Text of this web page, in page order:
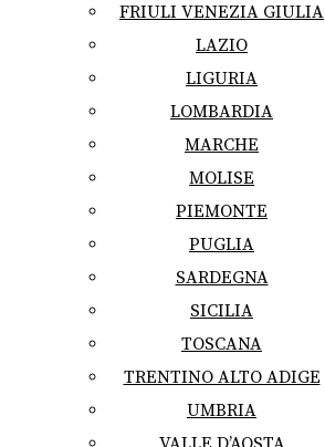
FRIULI VENEZIA GIULIA
LAZIO
LIGURIA
LOMBARDIA
MARCHE
MOLISE
PIEMONTE
PUGLIA
SARDEGNA
SICILIA
TOSCANA
TRENTINO ALTO ADIGE
UMBRIA